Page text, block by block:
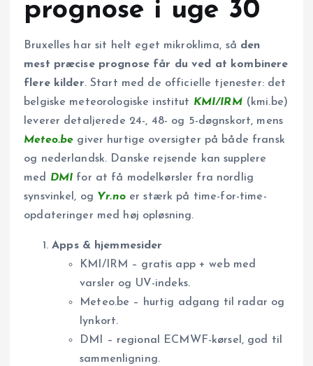
prognose i uge 30
Bruxelles har sit helt eget mikroklima, så den
mest præcise prognose får du ved at kombinere
flere kilder. Start med de officielle tjenester: det
belgiske meteorologiske institut KMI/IRM(kmi.be)
leverer detaljerede 24-, 48- og 5-døgnskort, mens
Meteo.be giver hurtige oversigter på både fransk
og nederlandsk. Danske rejsende kan supplere
med DMI for at få modelkørsler fra nordlig
synsvinkel, og Yr.noer stærk på time-for-time-
opdateringer med høj opløsning.
Apps & hjemmesider
KMI/IRM – gratis app + web med
varsler og UV-indeks.
Meteo.be – hurtig adgang til radar og
lynkort.
DMI – regional ECMWF-kørsel, god til
sammenligning.